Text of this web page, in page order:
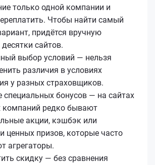
только одной компании и
Чтобы найти самый
придётся вручную
сайтов.
выбор условий — нельзя
различия в условиях
у разных страховщиков.
специальных бонусов — на сайтах
компаний редко бывают
акции, кэшбэк или
ценных призов, которые часто
агрегаторы.
скидку — без сравнения